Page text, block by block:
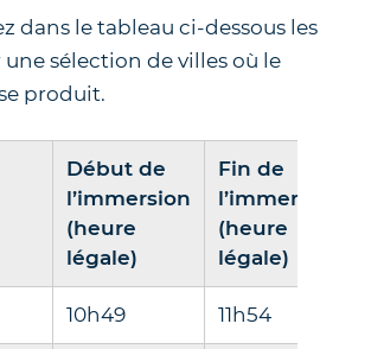
dans le tableau ci-dessous les
sélection de villes où le
produit.
Début de
l’immersion
(heure
légale)
Fin de
l’immersion
(heure
légale)
10h49 11h54